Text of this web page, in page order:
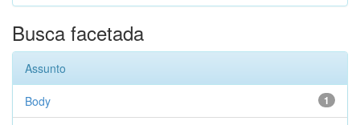
Busca facetada
Assunto
1
Body